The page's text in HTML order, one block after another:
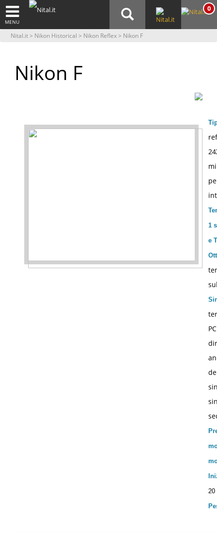
MENU
0
Nital.it> Nikon Historical > Nikon Reflex> Nikon F
Nikon F
1
e T
20